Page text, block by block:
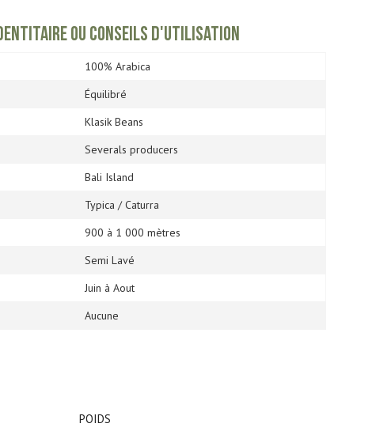
OU CONSEILS D'UTILISATION
100% Arabica
Équilibré
Klasik Beans
Severals producers
Bali Island
Typica / Caturra
900 à 1 000 mètres
Semi Lavé
Juin à Aout
Aucune
POIDS